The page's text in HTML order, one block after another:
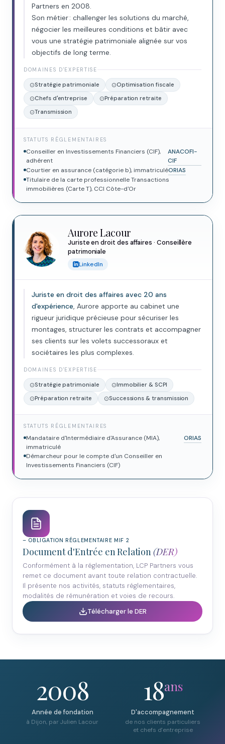
Partners en 2008.
Son métier : challenger les solutions du marché,
négocier les meilleures conditions et bâtir avec
vous une stratégie patrimoniale alignée sur vos
objectifs de long terme.
DOMAINES D'EXPERTISE
Stratégie patrimoniale
Optimisation fiscale
Chefs d'entreprise
Préparation retraite
Transmission
STATUTS RÉGLEMENTAIRES
Conseiller en Investissements Financiers (CIF),
adhérent
ANACOFI-
CIF
Courtier en assurance (catégorie b), immatriculéORIAS
Titulaire de la carte professionnelle Transactions
immobilières (Carte T), CCI Côte-d'Or
Aurore Lacour
Juriste en droit des affaires · Conseillère
patrimoniale
LinkedIn
Juriste en droit des affaires avec 20 ans
d'expérience, Aurore apporte au cabinet une
rigueur juridique précieuse pour sécuriser les
montages, structurer les contrats et accompagner
ses clients sur les volets successoraux et
sociétaires les plus complexes.
DOMAINES D'EXPERTISE
Stratégie patrimoniale
Immobilier & SCPI
Préparation retraite
Successions & transmission
STATUTS RÉGLEMENTAIRES
Mandataire d'Intermédiaire d'Assurance (MIA),
immatriculé
ORIAS
Démarcheur pour le compte d'un Conseiller en
Investissements Financiers (CIF)
– OBLIGATION RÉGLEMENTAIRE MIF 2
Document d'Entrée en Relation(DER)
Conformément à la réglementation, LCP Partners vous
remet ce document avant toute relation contractuelle.
Il présente nos activités, statuts réglementaires,
modalités de rémunération et voies de recours.
Télécharger le DER
2008
Année de fondation
à Dijon, par Julien Lacour
18ans
D'accompagnement
de nos clients particuliers
et chefs d'entreprise